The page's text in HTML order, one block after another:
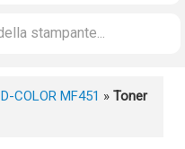
D-COLOR MF451 » Toner